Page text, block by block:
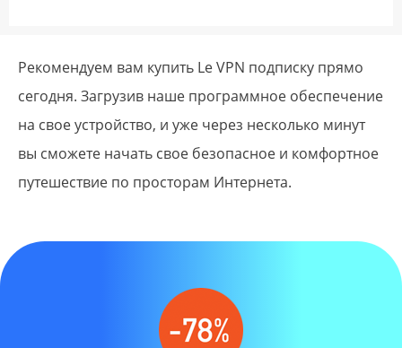
Рекомендуем вам купить Le VPN подписку прямо
сегодня. Загрузив наше программное обеспечение
на свое устройство, и уже через несколько минут
вы сможете начать свое безопасное и комфортное
путешествие по просторам Интернета.